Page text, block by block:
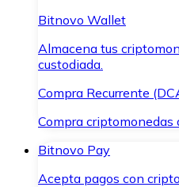
Bitnovo Wallet
Almacena tus
custodiada.
Compra Recurrente
Compra criptomonedas
Bitnovo Pay
Acepta pagos con